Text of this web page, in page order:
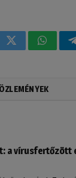
Twitter
a vírusfertőzött